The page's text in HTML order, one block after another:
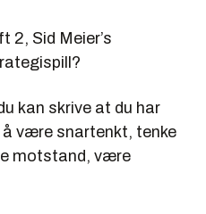
2, Sid Meier’s
kan skrive at du har
være snartenkt, tenke
motstand, være